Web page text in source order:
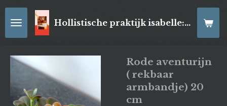
Ga
direct
hoofdinhoud
Hollistische praktijk isabelle: online Kaartleggingen/ Reiki-behandelingen, Relaxatiemassage's , self- made juwelen, spirituele artikelen
Rode aventurijn
( rekbaar
armbandje) 20
cm